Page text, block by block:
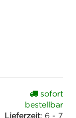
sofort
bestellbar
Lieferzeit: 6 - 7